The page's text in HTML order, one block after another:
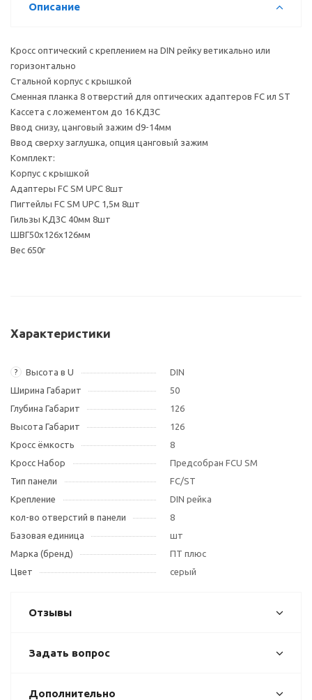
Описание
Кросс оптический с креплением на DIN рейку ветикально или
горизонтально
Стальной корпус с крышкой
Сменная планка 8 отверстий для оптических адаптеров FC ил ST
Кассета с ложементом до 16 КДЗС
Ввод снизу, цанговый зажим d9-14мм
Ввод сверху заглушка, опция цанговый зажим
Комплект:
Корпус с крышкой
Адаптеры FC SM UPC 8шт
Пигтейлы FC SM UPC 1,5м 8шт
Гильзы КДЗС 40мм 8шт
ШВГ50х126х126мм
Вес 650г
Характеристики
? Высота в U
DIN
Ширина Габарит
50
Глубина Габарит
126
Высота Габарит
126
Кросс ёмкость
8
Кросс Набор
Предсобран FCU SM
Тип панели
FC/ST
Крепление
DIN рейка
кол-во отверстий в панели
8
Базовая единица
шт
Марка (бренд)
ПТ плюс
Цвет
серый
Отзывы
Задать вопрос
Дополнительно